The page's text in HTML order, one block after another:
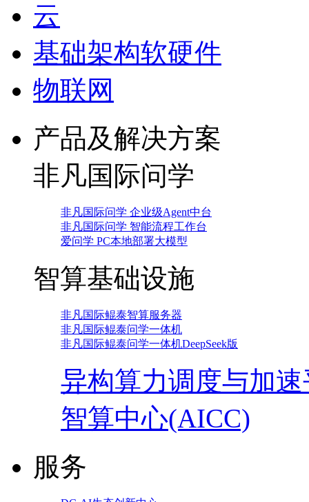
云
基础架构软硬件
物联网
产品及解决方案
非凡国际问学
非凡国际问学 企业级Agent中台
非凡国际问学 智能流程工作台
爱问学 PC本地部署大模型
智算基础设施
非凡国际鲲泰智算服务器
非凡国际鲲泰问学一体机
非凡国际鲲泰问学一体机DeepSeek版
异构算力调度与加
智算中心(AICC)
服务